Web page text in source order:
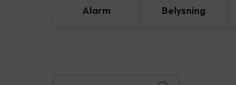
Alarm Belysning